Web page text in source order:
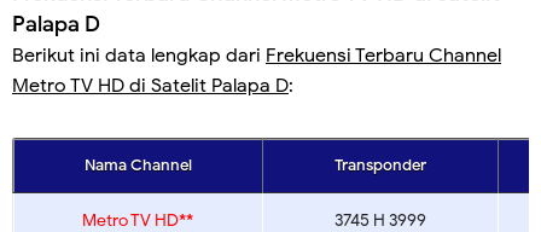
Palapa D
Berikut ini data lengkap dari Frekuensi Terbaru Channel
Metro TV HD di Satelit Palapa D:
Nama Channel Transponder
Metro TV HD** 3745 H 3999